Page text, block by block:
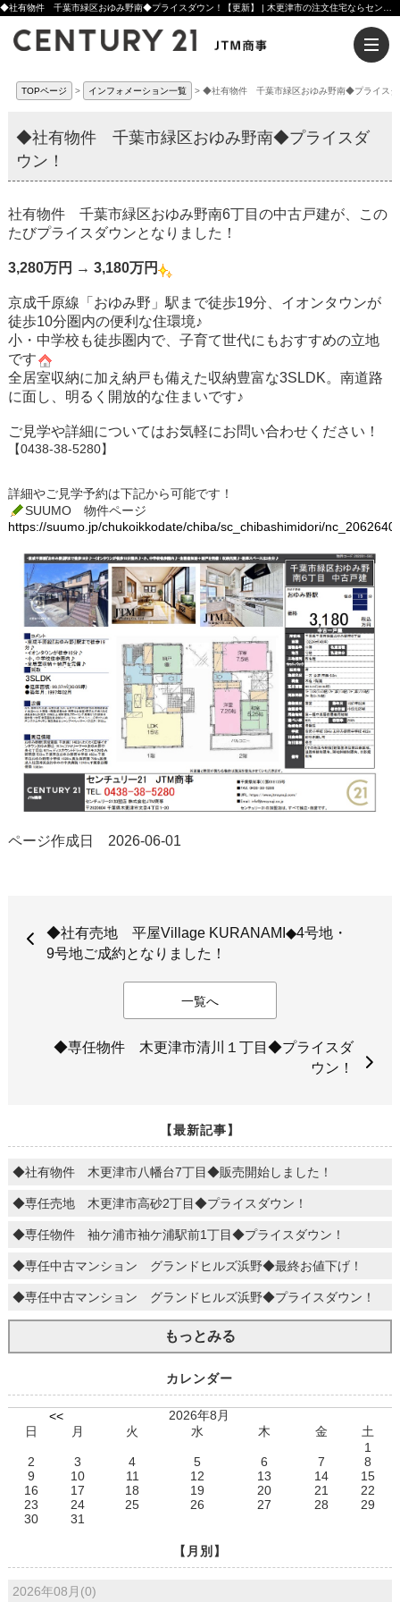
TOPページ インフォメーション一覧 ◆社有物件 千葉市緑区おゆみ野南◆プライスダ
◆社有物件 千葉市緑区おゆみ野南◆プライスダ
ウン！
社有物件 千葉市緑区おゆみ野南6丁目の中古戸建が、この
たびプライスダウンとなりました！
3,280万円 → 3,180万円
京成千原線「おゆみ野」駅まで徒歩19分、イオンタウンが
徒歩10分圏内の便利な住環境♪
小・中学校も徒歩圏内で、子育て世代にもおすすめの立地
です
全居室収納に加え納戸も備えた収納豊富な3SLDK。南道路
に面し、明るく開放的な住まいです♪
ご見学や詳細についてはお気軽にお問い合わせください！
【0438-38-5280】
詳細やご見学予約は下記から可能です！
SUUMO 物件ページ
https://suumo.jp/chukoikkodate/chiba/sc_chibashimidori/
ページ作成日 2026-06-01
◆社有売地 平屋Village KURANAMI◆4号地・
9号地ご成約となりました！
一覧へ
◆専任物件 木更津市清川１丁目◆プライスダ
ウン！
【最新記事】
◆社有物件 木更津市八幡台7丁目◆販売開始しました！
◆専任売地 木更津市高砂2丁目◆プライスダウン！
◆専任物件 袖ケ浦市袖ケ浦駅前1丁目◆プライスダウン！
◆専任中古マンション グランドヒルズ浜野◆最終お値下げ！
◆専任中古マンション グランドヒルズ浜野◆プライスダウン！
もっとみる
カレンダー
<<
2026年8月
日
月 火 水 木 金
土
1
2
3 4 5 6 7
8
9
10 11 12 13 14
15
16
17 18 19 20 21
22
23
24 25 26 27 28
29
30
31
【月別】
2026年08月(0)